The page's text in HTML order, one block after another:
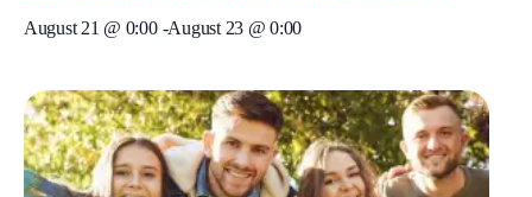
August 21 @ 0:00 -August 23 @ 0:00